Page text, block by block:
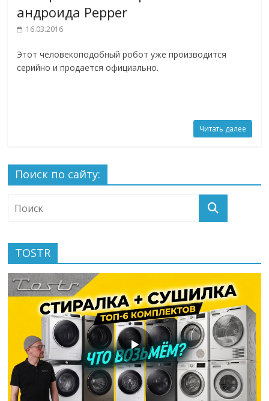
андроида Pepper
16.03.2016
Этот человекоподобный робот уже производится
серийно и продается официально.
Читать далее
Поиск по сайту:
TOSTR